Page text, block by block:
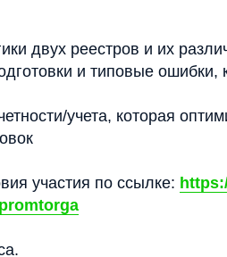
двух реестров и их
и типовые ошибки,
учета, которая
участия по ссылке: